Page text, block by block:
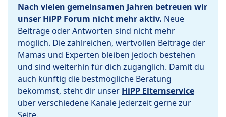
Nach vielen gemeinsamen Jahren betreuen wir
unser HiPP Forum nicht mehr aktiv. Neue
Beiträge oder Antworten sind nicht mehr
möglich. Die zahlreichen, wertvollen Beiträge der
Mamas und Experten bleiben jedoch bestehen
und sind weiterhin für dich zugänglich. Damit du
auch künftig die bestmögliche Beratung
bekommst, steht dir unser HiPP Elternservice
über verschiedene Kanäle jederzeit gerne zur